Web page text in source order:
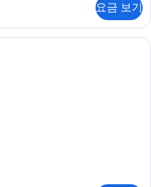
요금 보기
이탈리아 프레떼 시트, 고급 침구, 필로